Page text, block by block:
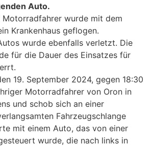
Auto.
wurde mit dem
Krankenhaus geflogen.
wurde ebenfalls verletzt. Die
für die Dauer des Einsatzes für
19. September 2024, gegen 18:30
Motorradfahrer von Oron in
und schob sich an einer
Fahrzeugschlange
mit einem Auto, das von einer
wurde, die nach links in